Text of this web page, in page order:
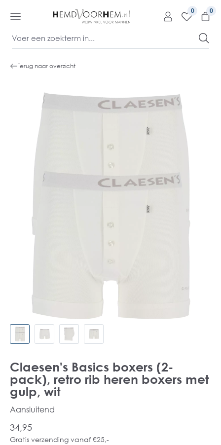
0
Terug naar overzicht
Claesen's Basics boxers (2-
pack), retro rib heren boxers met
gulp, wit
Aansluitend
34,95
Gratis verzending vanaf €25,-